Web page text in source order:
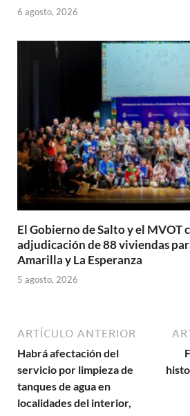
6 agosto, 2026
El Gobierno de Salto y el MVOT
adjudicación de 88 viviendas
Amarilla y La Esperanza
5 agosto, 2026
ARTÍCULO ANTERIOR
Habrá afectación del
servicio por limpieza de
tanques de agua en
localidades del interior,